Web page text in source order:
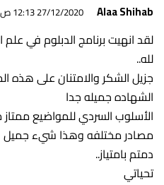
Alaa Shihab 27/12/2020 12:13 ص
لقد انهيت برنامج الدبلوم في
لله..
جزيل الشكر والامتنان على هذه
الشهاده جميله جدا
الأسلوب السردي للمواضيع
مصادر مختلفه وهذا شيء جميل
دمتم بامتياز..
تحياتي